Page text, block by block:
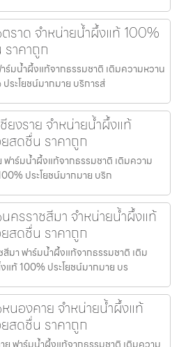
ราด จำหน่ายน้ำผึ้งแท้ 100%
าคาถูก
มน้ำผึ้งแท้จากธรรมชาติ เติมความหวาน
ระโยชน์มากมาย บริการส่
ยงราย จำหน่ายน้ำผึ้งแท้
สดชื่น ราคาถูก
ฟาร์มน้ำผึ้งแท้จากธรรมชาติ เติมความ
ประโยชน์มากมาย บริก
ครราชสีมา จำหน่ายน้ำผึ้งแท้
สดชื่น ราคาถูก
มา ฟาร์มน้ำผึ้งแท้จากธรรมชาติ เติม
ท้ 100% ประโยชน์มากมาย บร
นองคาย จำหน่ายน้ำผึ้งแท้
สดชื่น ราคาถูก